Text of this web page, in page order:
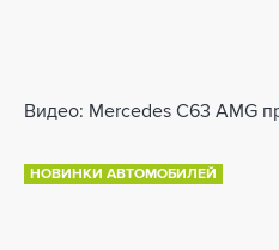
Видео: Mercedes C63 AMG
НОВИНКИ АВТОМОБИЛЕЙ